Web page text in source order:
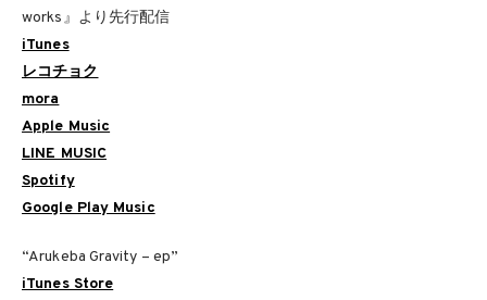
works』より先行配信
iTunes
レコチョク
mora
Apple Music
LINE MUSIC
Spotify
Google Play Music
“Arukeba Gravity – ep”
iTunes Store